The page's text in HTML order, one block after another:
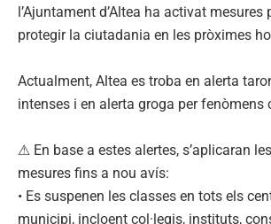
l’Ajuntament d’Altea ha activat mesures
protegir la ciutadania en les pròximes
Actualment, Altea es troba en alerta
intenses i en alerta groga per fenòmens
⚠ En base a estes alertes, s’aplicaran
mesures fins a nou avís:
• Es suspenen les classes en tots els
municipi, incloent col·legis, instituts,